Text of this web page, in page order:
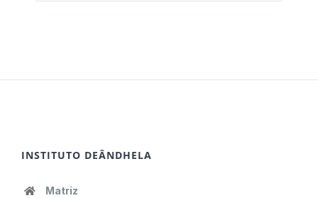
INSTITUTO DEÂNDHELA
Matriz